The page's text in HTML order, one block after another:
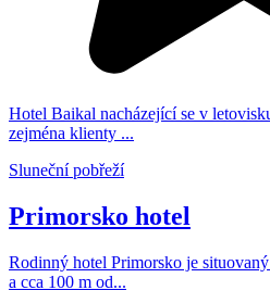
Hotel Baikal nacházející se v
zejména klienty ...
Sluneční pobřeží
Primorsko hotel
Rodinný hotel Primorsko je
a cca 100 m od...